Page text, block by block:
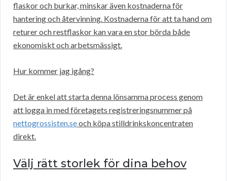
flaskor och burkar, minskar även kostnaderna för
hantering och återvinning. Kostnaderna för att ta hand om
returer och restflaskor kan vara en stor börda både
ekonomiskt och arbetsmässigt.
Hur kommer jag igång?
Det är enkel att starta denna lönsamma process genom
att logga in med företagets registreringsnummer på
nettogrossisten.seoch köpa stilldrinkskoncentraten
direkt.
Välj rätt storlek för dina behov